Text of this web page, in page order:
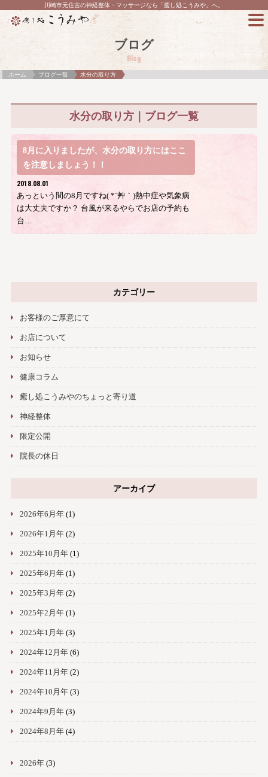
川崎市元住吉の神経整体・マッサージなら「癒し処こうみや」へ。
ブログ
Blog
ホーム ブログ一覧 水分の取り方
水分の取り方｜ブログ一覧
8月に入りましたが、水分の取り方にはここ
を注意しましょう！！
2018.08.01
あっという間の8月ですね( *´艸｀)熱中症や気象病
は大丈夫ですか？ 台風が来るやらでお店の予約も
台…
カテゴリー
お客様のご厚意にて
お店について
お知らせ
健康コラム
癒し処こうみやのちょっと寄り道
神経整体
限定公開
院長の休日
アーカイブ
2026年6月年(1)
2026年1月年(2)
2025年10月年(1)
2025年6月年(1)
2025年3月年(2)
2025年2月年(1)
2025年1月年(3)
2024年12月年(6)
2024年11月年(2)
2024年10月年(3)
2024年9月年(3)
2024年8月年(4)
2026年(3)